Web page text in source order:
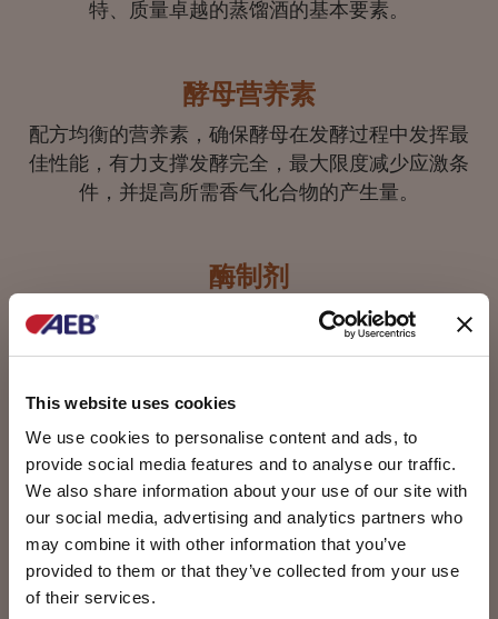
This website uses cookies
We use cookies to personalise content and ads, to
provide social media features and to analyse our traffic.
We also share information about your use of our site with
our social media, advertising and analytics partners who
may combine it with other information that you’ve
provided to them or that they’ve collected from your use
of their services.
特、质量卓越的蒸馏酒的基本要素。
酵母营养素
配方均衡的营养素，确保酵母在发酵过程中发挥最
佳性能，有力支撑发酵完全，最大限度减少应激条
件，并提高所需香气化合物的产生量。
酶制剂
精准提高底物转化率，获得质量和产量的双赢。
AEB酶制剂的催化处理能够提高浸出率、减少黏度
消毒解决方案
保证发酵全过程微生物稳定性和食品安全的重要手
段。我们的消毒技术能够在不影响产品特质的前提
下，为您消除污染风险。